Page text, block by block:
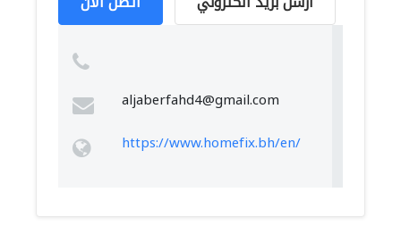
aljaberfahd4@gmail.com
https://www.homefix.bh/en/